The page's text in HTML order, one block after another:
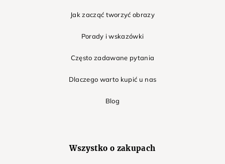
Jak zacząć tworzyć obrazy
Porady i wskazówki
Często zadawane pytania
Dlaczego warto kupić u nas
Blog
Wszystko o zakupach